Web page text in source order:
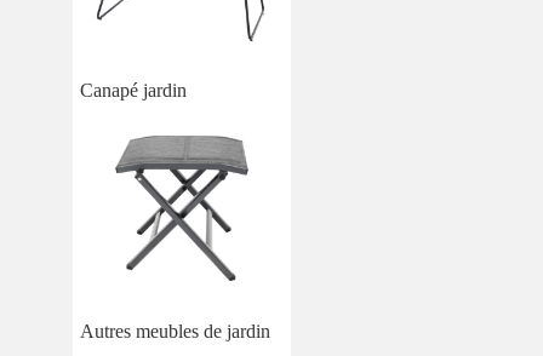
Canapé jardin
Autres meubles de jardin